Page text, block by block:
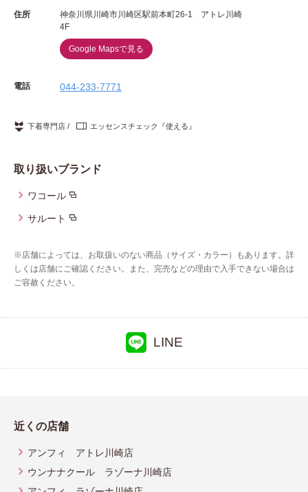
住所
神奈川県川崎市川崎区駅前本町26-1 アトレ川崎
4F
Google Mapsで見る
電話 044-233-7771
下着専門店 エッセンスチェック『使える』
取り扱いブランド
ワコール
サルート
※店舗によっては、お取扱いのない商品（サイズ・カラー）もあります。詳
しくは店舗にご確認ください。また、完売などの理由で入手できない場合は
ご容赦ください。
LINE
近くの店舗
アンフィ アトレ川崎店
ウンナナクール ラゾーナ川崎店